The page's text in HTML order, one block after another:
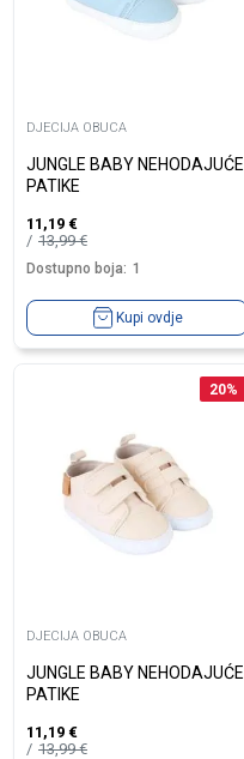
DJECIJA OBUCA
JUNGLE BABY NEHODAJUĆE
PATIKE
11,19 €
13,99€
Dostupno boja: 1
Kupi ovdje
20%
DJECIJA OBUCA
JUNGLE BABY NEHODAJUĆE
PATIKE
11,19 €
13,99€